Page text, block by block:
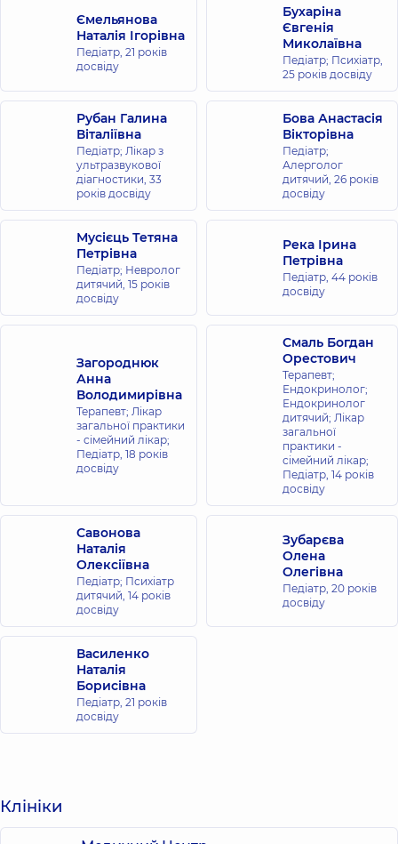
Ємельянова
Наталія Ігорівна
Педіатр, 21 років
досвіду
Бухаріна
Євгенія
Миколаївна
Педіатр; Психіатр,
25 років досвіду
Рубан Галина
Віталіївна
Педіатр; Лікар з
ультразвукової
діагностики, 33
років досвіду
Бова Анастасія
Вікторівна
Педіатр;
Алерголог
дитячий, 26 років
досвіду
Мусієць Тетяна
Петрівна
Педіатр; Невролог
дитячий, 15 років
досвіду
Река Ірина
Петрівна
Педіатр, 44 років
досвіду
Загороднюк
Анна
Володимирівна
Терапевт; Лікар
загальної практики
- сімейний лікар;
Педіатр, 18 років
досвіду
Смаль Богдан
Орестович
Терапевт;
Ендокринолог;
Ендокринолог
дитячий; Лікар
загальної
практики -
сімейний лікар;
Педіатр, 14 років
досвіду
Савонова
Наталія
Олексіївна
Педіатр; Психіатр
дитячий, 14 років
досвіду
Зубарєва
Олена
Олегівна
Педіатр, 20 років
досвіду
Василенко
Наталія
Борисівна
Педіатр, 21 років
досвіду
Клініки